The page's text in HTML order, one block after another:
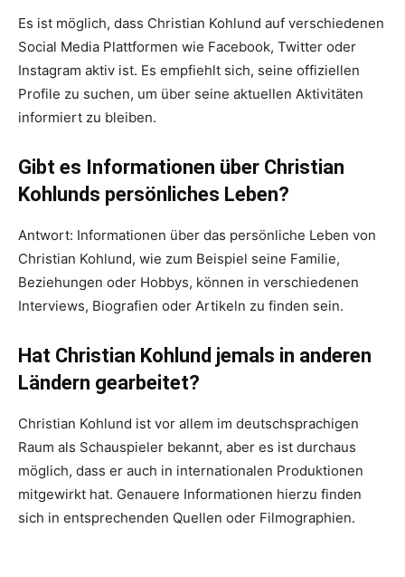
Es ist möglich, dass Christian Kohlund auf verschiedenen
Social Media Plattformen wie Facebook, Twitter oder
Instagram aktiv ist. Es empfiehlt sich, seine offiziellen
Profile zu suchen, um über seine aktuellen Aktivitäten
informiert zu bleiben.
Gibt es Informationen über Christian
Kohlunds persönliches Leben?
Antwort: Informationen über das persönliche Leben von
Christian Kohlund, wie zum Beispiel seine Familie,
Beziehungen oder Hobbys, können in verschiedenen
Interviews, Biografien oder Artikeln zu finden sein.
Hat Christian Kohlund jemals in anderen
Ländern gearbeitet?
Christian Kohlund ist vor allem im deutschsprachigen
Raum als Schauspieler bekannt, aber es ist durchaus
möglich, dass er auch in internationalen Produktionen
mitgewirkt hat. Genauere Informationen hierzu finden
sich in entsprechenden Quellen oder Filmographien.